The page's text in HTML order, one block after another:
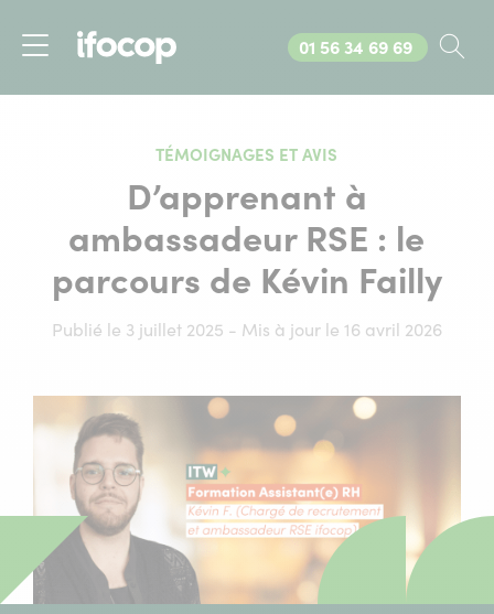
Menu
Appelez-nous au
01 56 34 69 69
TÉMOIGNAGES ET AVIS
D’apprenant à
ambassadeur RSE : le
parcours de Kévin Failly
Publié le 3 juillet 2025 - Mis à jour le 16 avril 2026